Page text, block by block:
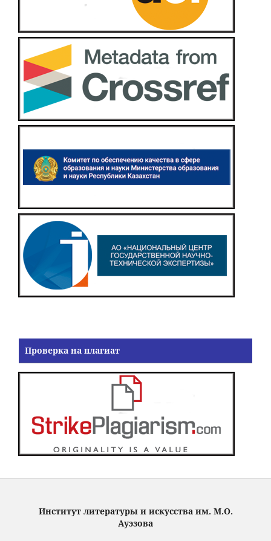
Проверка на плагиат
Институт литературы и искусства им. М.О.
Ауэзова